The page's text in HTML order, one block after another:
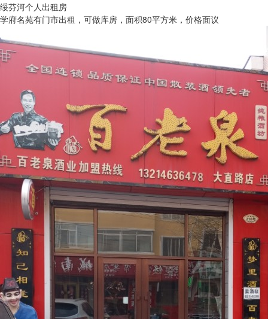
绥芬河个人出租房
学府名苑有门市出租，可做库房，面积80平方米，价格面议